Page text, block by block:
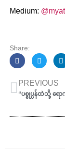
Medium:
Share:
Prev
PREVIOUS